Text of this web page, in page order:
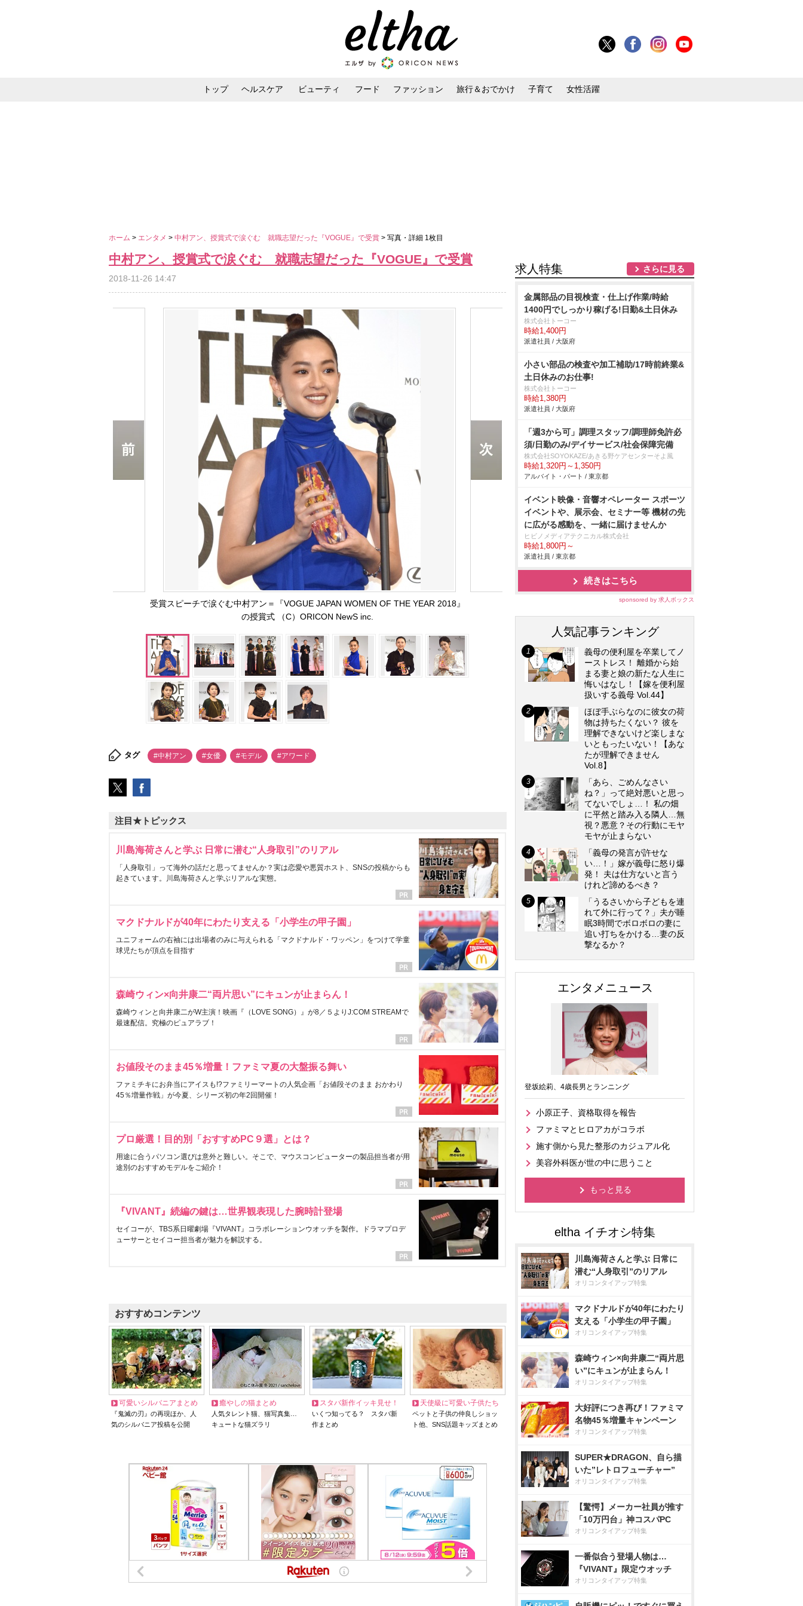
トップ ヘルスケア ビューティ フード ファッション 旅行＆おでかけ 子育て 女性活躍
ホーム > エンタメ > 中村アン、授賞式で涙ぐむ 就職志望だった『VOGUE』で受賞 > 写真・詳細 1枚目
中村アン、授賞式で涙ぐむ 就職志望だった『VOGUE』で受賞
2018-11-26 14:47
受賞スピーチで涙ぐむ中村アン＝『VOGUE JAPAN WOMEN OF THE YEAR 2018』
の授賞式 （C）ORICON NewS inc.
タグ #中村アン #女優 #モデル #アワード
注目★トピックス
川島海荷さんと学ぶ 日常に潜む“人身取引”のリアル
「人身取引」って海外の話だと思ってませんか？実は恋愛や悪質ホスト、SNSの投稿からも
起きています。川島海荷さんと学ぶリアルな実態。
マクドナルドが40年にわたり支える「小学生の甲子園」
ユニフォームの右袖には出場者のみに与えられる「マクドナルド・ワッペン」をつけて学童
球児たちが頂点を目指す
森崎ウィン×向井康二“両片思い”にキュンが止まらん！
森崎ウィンと向井康二がW主演！映画『（LOVE SONG）』が8／５よりJ:COM STREAMで
最速配信。究極のピュアラブ！
お値段そのまま45％増量！ファミマ夏の大盤振る舞い
ファミチキにお弁当にアイスも!?ファミリーマートの人気企画「お値段そのまま おかわり
45％増量作戦」が今夏、シリーズ初の年2回開催！
プロ厳選！目的別「おすすめPC９選」とは？
用途に合うパソコン選びは意外と難しい。そこで、マウスコンピューターの製品担当者が用
途別のおすすめモデルをご紹介！
『VIVANT』続編の鍵は…世界観表現した腕時計登場
セイコーが、TBS系日曜劇場『VIVANT』コラボレーションウオッチを製作。ドラマプロデ
ューサーとセイコー担当者が魅力を解説する。
おすすめコンテンツ
可愛いシルバニアまとめ
『鬼滅の刃』の再現ほか、人
気のシルバニア投稿を公開
癒やしの猫まとめ
人気タレント猫、猫写真集…
キュートな猫ズラリ
スタバ新作イッキ見せ！
いくつ知ってる？ スタバ新
作まとめ
天使級に可愛い子供たち
ペットと子供の仲良しショッ
ト他、SNS話題キッズまとめ
求人特集 さらに見る
金属部品の目視検査・仕上げ作業/時給
1400円でしっかり稼げる!日勤&土日休み
株式会社トーコー
時給1,400円
派遣社員 / 大阪府
小さい部品の検査や加工補助/17時前終業&
土日休みのお仕事!
株式会社トーコー
時給1,380円
派遣社員 / 大阪府
「週3から可」調理スタッフ/調理師免許必
須/日勤のみ/デイサービス/社会保障完備
株式会社SOYOKAZE/あきる野ケアセンターそよ風
時給1,320円～1,350円
アルバイト・パート / 東京都
イベント映像・音響オペレーター スポーツ
イベントや、展示会、セミナー等 機材の先
に広がる感動を、一緒に届けませんか
ヒビノメディアテクニカル株式会社
時給1,800円～
派遣社員 / 東京都
続きはこちら
sponsored by 求人ボックス
人気記事ランキング
義母の便利屋を卒業してノ
ーストレス！ 離婚から始
まる妻と娘の新たな人生に
悔いはなし！【嫁を便利屋
扱いする義母 Vol.44】
ほぼ手ぶらなのに彼女の荷
物は持ちたくない？ 彼を
理解できないけど楽しまな
いともったいない！【あな
たが理解できません
Vol.8】
「あら、ごめんなさい
ね？」って絶対悪いと思っ
てないでしょ…！ 私の畑
に平然と踏み入る隣人…無
視？悪意？その行動にモヤ
モヤが止まらない
「義母の発言が許せな
い…！」嫁が義母に怒り爆
発！ 夫は仕方ないと言う
けれど諦めるべき？
「うるさいから子どもを連
れて外に行って？」夫が睡
眠3時間でボロボロの妻に
追い打ちをかける…妻の反
撃なるか？
エンタメニュース
登坂絵莉、4歳長男とランニング
小原正子、資格取得を報告
ファミマとヒロアカがコラボ
施す側から見た整形のカジュアル化
美容外科医が世の中に思うこと
もっと見る
川島海荷さんと学ぶ 日常に
潜む“人身取引”のリアル
オリコンタイアップ特集
マクドナルドが40年にわたり
支える「小学生の甲子園」
オリコンタイアップ特集
森崎ウィン×向井康二“両片思
い”にキュンが止まらん！
オリコンタイアップ特集
大好評につき再び！ファミマ
名物45％増量キャンペーン
オリコンタイアップ特集
SUPER★DRAGON、自ら描
いた”レトロフューチャー”
オリコンタイアップ特集
【驚愕】メーカー社員が推す
「10万円台」神コスパPC
オリコンタイアップ特集
一番似合う登場人物は…
『VIVANT』限定ウオッチ
オリコンタイアップ特集